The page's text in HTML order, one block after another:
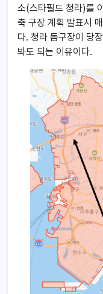
소(스타필드 청라)를
축 구장 계획 발표시
다. 청라 돔구장이 당
봐도 되는 이유이다.